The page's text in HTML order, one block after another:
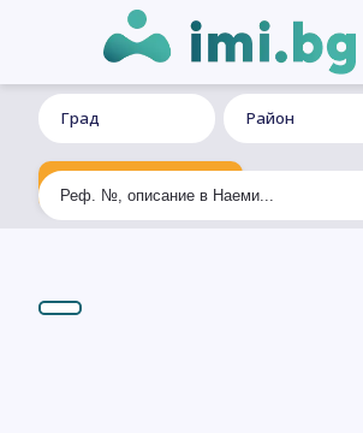
Град Район
Ексклузивно търсене